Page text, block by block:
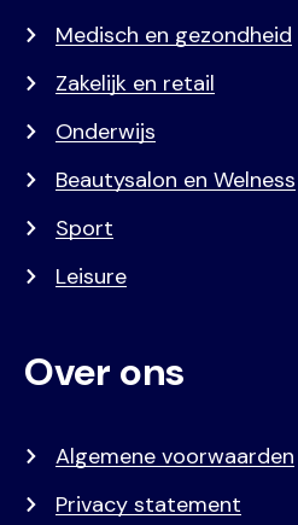
Medisch en gezondheid
Zakelijk en retail
Onderwijs
Beautysalon en Welness
Sport
Leisure
Over ons
Algemene voorwaarden
Privacy statement